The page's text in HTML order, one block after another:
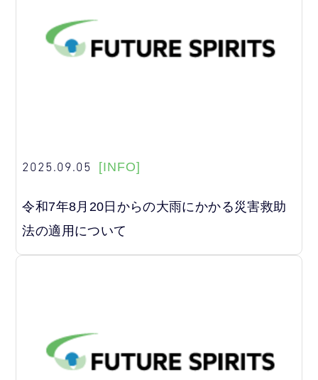
2025.09.05 [INFO]
令和7年8月20日からの大雨にかかる災害救助
法の適用について